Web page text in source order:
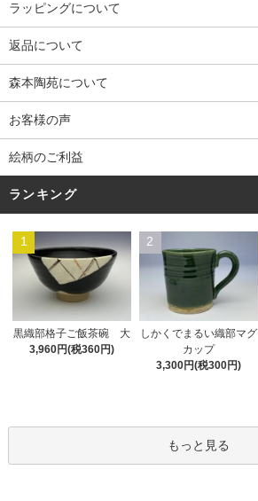
ラッピングについて
返品について
森本陶苑について
お客様の声
絵柄のご利益
ランキング
1
黒織部格子ご飯茶碗 大
3,960円(税360円)
2
しかくでまるい織部マグ
カップ
3,300円(税300円)
もっと見る